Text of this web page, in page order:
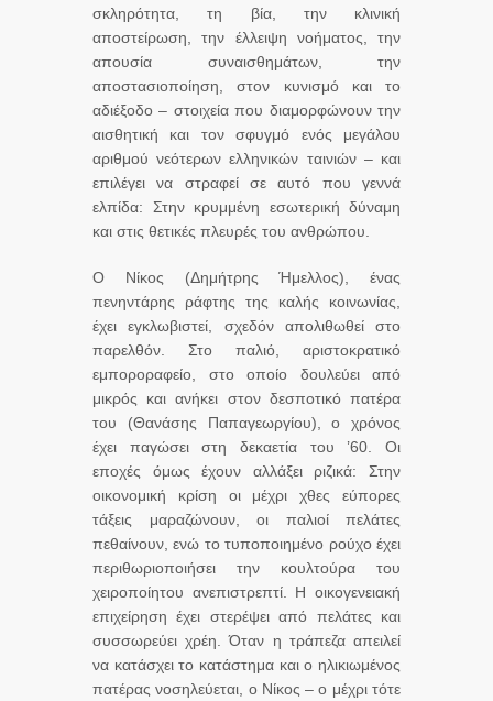
σκληρότητα, τη βία, την κλινική
αποστείρωση, την έλλειψη νοήματος, την
απουσία συναισθημάτων, την
αποστασιοποίηση, στον κυνισμό και το
αδιέξοδο – στοιχεία που διαμορφώνουν την
αισθητική και τον σφυγμό ενός μεγάλου
αριθμού νεότερων ελληνικών ταινιών – και
επιλέγει να στραφεί σε αυτό που γεννά
ελπίδα: Στην κρυμμένη εσωτερική δύναμη
και στις θετικές πλευρές του ανθρώπου.
Ο Νίκος (Δημήτρης Ήμελλος), ένας
πενηντάρης ράφτης της καλής κοινωνίας,
έχει εγκλωβιστεί, σχεδόν απολιθωθεί στο
παρελθόν. Στο παλιό, αριστοκρατικό
εμποροραφείο, στο οποίο δουλεύει από
μικρός και ανήκει στον δεσποτικό πατέρα
του (Θανάσης Παπαγεωργίου), ο χρόνος
έχει παγώσει στη δεκαετία του ’60. Οι
εποχές όμως έχουν αλλάξει ριζικά: Στην
οικονομική κρίση οι μέχρι χθες εύπορες
τάξεις μαραζώνουν, οι παλιοί πελάτες
πεθαίνουν, ενώ το τυποποιημένο ρούχο έχει
περιθωριοποιήσει την κουλτούρα του
χειροποίητου ανεπιστρεπτί. Η οικογενειακή
επιχείρηση έχει στερέψει από πελάτες και
συσσωρεύει χρέη. Όταν η τράπεζα απειλεί
να κατάσχει το κατάστημα και ο ηλικιωμένος
πατέρας νοσηλεύεται, ο Νίκος – ο μέχρι τότε